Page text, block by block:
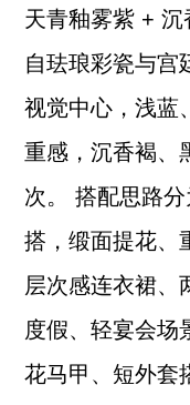
天青釉雾紫 +
自珐琅彩瓷与宫
视觉中心，浅蓝
重感，沉香褐、
次。 搭配思路
搭，缎面提花、
层次感连衣裙、
度假、轻宴会场
花马甲、短外套